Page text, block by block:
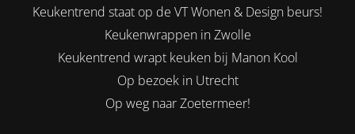
Keukentrend staat op de VT Wonen & Design beurs!
Keukenwrappen in Zwolle
Keukentrend wrapt keuken bij Manon Kool
Op bezoek in Utrecht
Op weg naar Zoetermeer!